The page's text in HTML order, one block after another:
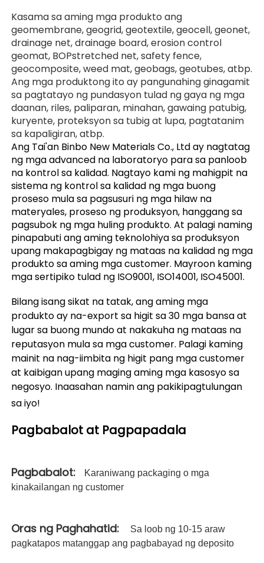
Kasama sa aming mga produkto ang
geomembrane, geogrid, geotextile, geocell, geonet,
drainage net, drainage board, erosion control
geomat, BOPstretched net, safety fence,
geocomposite, weed mat, geobags, geotubes, atbp.
Ang mga produktong ito ay pangunahing ginagamit
sa pagtatayo ng pundasyon tulad ng gaya ng mga
daanan, riles, paliparan, minahan, gawaing patubig,
kuryente, proteksyon sa tubig at lupa, pagtatanim
sa kapaligiran, atbp.
Ang Tai'an Binbo New Materials Co., Ltd ay nagtatag
ng mga advanced na laboratoryo para sa panloob
na kontrol sa kalidad. Nagtayo kami ng mahigpit na
sistema ng kontrol sa kalidad ng mga buong
proseso mula sa pagsusuri ng mga hilaw na
materyales, proseso ng produksyon, hanggang sa
pagsubok ng mga huling produkto. At palagi naming
pinapabuti ang aming teknolohiya sa produksyon
upang makapagbigay ng mataas na kalidad ng mga
produkto sa aming mga customer. Mayroon kaming
mga sertipiko tulad ng ISO9001, ISO14001, ISO45001.
Bilang isang sikat na tatak, ang aming mga
produkto ay na-export sa higit sa 30 mga bansa at
lugar sa buong mundo at nakakuha ng mataas na
reputasyon mula sa mga customer. Palagi kaming
mainit na nag-iimbita ng higit pang mga customer
at kaibigan upang maging aming mga kasosyo sa
negosyo. Inaasahan namin ang pakikipagtulungan
sa iyo!
Pagbabalot at Pagpapadala
Pagbabalot:
Karaniwang packaging o mga
kinakailangan ng customer
Oras ng Paghahatid:
Sa loob ng 10-15 araw
pagkatapos matanggap ang pagbabayad ng deposito